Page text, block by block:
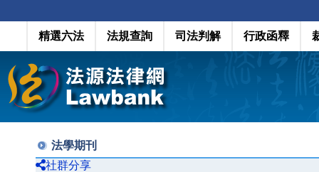
精選六法 法規查詢 司法判解 行政函釋
法學期刊
社群分享